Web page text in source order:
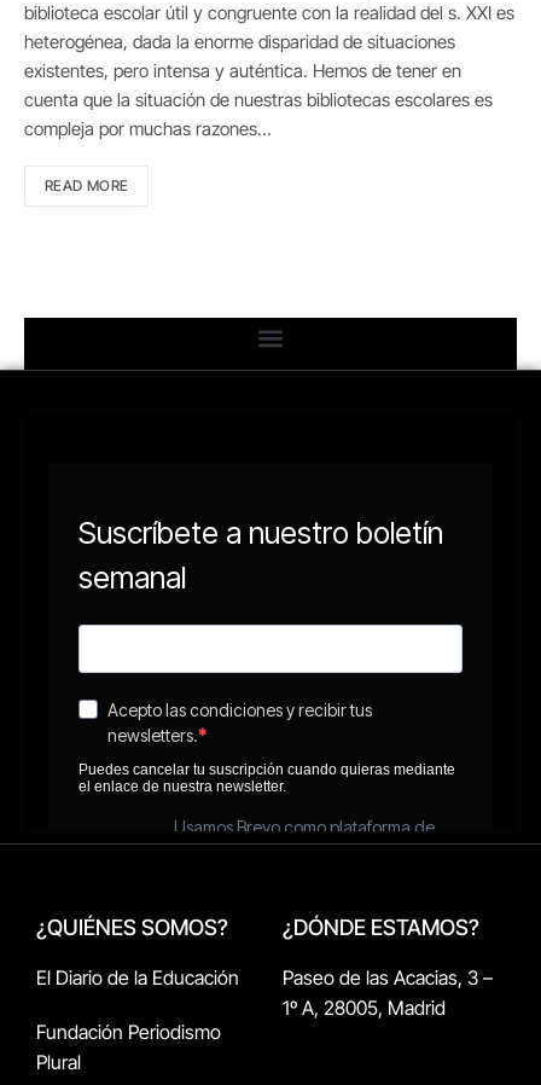
biblioteca escolar útil y congruente con la realidad del s. XXI es
heterogénea, dada la enorme disparidad de situaciones
existentes, pero intensa y auténtica. Hemos de tener en
cuenta que la situación de nuestras bibliotecas escolares es
compleja por muchas razones…
READ MORE
¿QUIÉNES SOMOS?
El Diario de la Educación
Fundación Periodismo
Plural
¿DÓNDE ESTAMOS?
Paseo de las Acacias, 3 –
1º A, 28005, Madrid